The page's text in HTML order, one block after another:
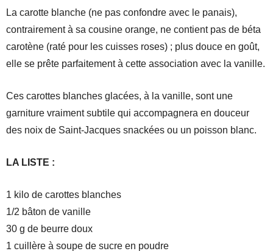
La carotte blanche (ne pas confondre avec le panais),
contrairement à sa cousine orange, ne contient pas de béta
carotène (raté pour les cuisses roses) ; plus douce en goût,
elle se prête parfaitement à cette association avec la vanille.
Ces carottes blanches glacées, à la vanille, sont une
garniture vraiment subtile qui accompagnera en douceur
des noix de Saint-Jacques snackées ou un poisson blanc.
LA LISTE :
1 kilo de carottes blanches
1/2 bâton de vanille
30 g de beurre doux
1 cuillère à soupe de sucre en poudre